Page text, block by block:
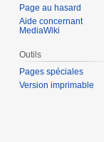
Page au hasard
Aide concernant
MediaWiki
Outils
Pages spéciales
Version imprimable